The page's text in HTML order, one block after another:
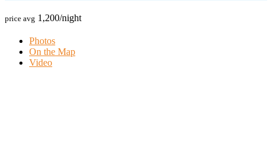
price avg 1,200/night
Photos
On the Map
Video